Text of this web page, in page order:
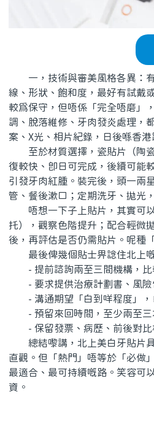
一，技術與審美風格各異：有
線、形狀、飽和度，最好有試戴
較為保守，但唔係「完全唔磨」
調、脫落維修、牙肉發炎處理，
案、X光、相片紀錄，日後喺香港
至於材質選擇，瓷貼片（陶瓷
復較快、即日可完成，後續可能
引發牙肉紅腫。裝完後，頭一兩
管、餐後漱口；定期洗牙、拋光
唔想一下子上貼片，其實可以
托），觀察色階提升；配合輕微
後，再評估是否仍需貼片。呢種
最後俾幾個貼士畀諗住北上嘅
- 提前諮詢兩至三間機構，比
- 要求提供治療計劃書、風險
- 溝通期望「白到咩程度」，
- 預留來回時間，至少兩至三
- 保留發票、病歷、前後對比
總結嚟講，北上美白牙貼片具
直觀。但「熱門」唔等於「必做
最適合、最可持續嘅路。笑容可
資。